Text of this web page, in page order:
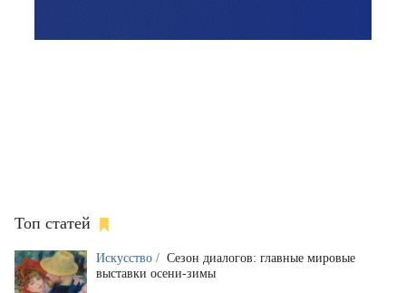
Топ статей
Искусство / Сезон диалогов: главные мировые
выставки осени-зимы